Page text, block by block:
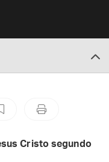
Cristo segundo